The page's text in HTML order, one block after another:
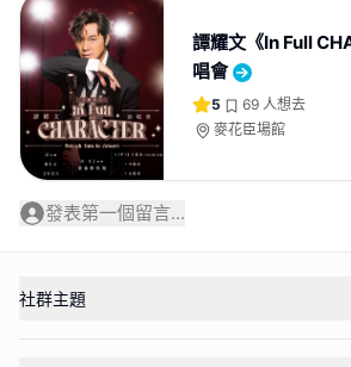
譚耀文《In Full
唱會
5 69 人想去
麥花臣場館
發表第一個留言...
社群主題